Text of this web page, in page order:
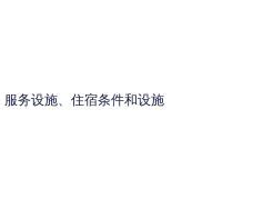
务设施、住宿条件和设施